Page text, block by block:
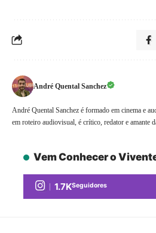
André Quental Sanchez
André Quental Sanchez é formado em cinema e
em roteiro audiovisual, é crítico, redator e amante
Vem Conhecer o
1.7KSeguidores